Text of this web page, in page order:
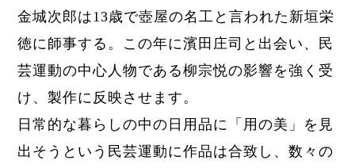
金城次郎は13歳で壺屋の名工と言われた 新垣栄
徳に師事する。この年に濱田庄司と出会い、民
芸運動の中心人物である柳宗悦の影響を強く受
け、製作に反映させます。
日常的な暮らしの中の日用品に「用の美」を見
出そうという民芸運動に作品は合致し、数々の